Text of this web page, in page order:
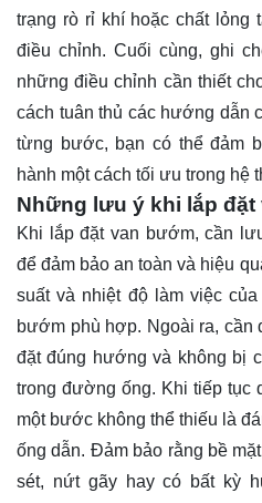
trạng rò rỉ khí hoặc chất lỏng
điều chỉnh. Cuối cùng, ghi
những điều chỉnh cần thiết
cách tuân thủ các hướng dẫn
từng bước, bạn có thể đảm
hành một cách tối ưu trong hệ
Những lưu ý khi lắp
Khi lắp đặt van bướm, cần
để đảm bảo an toàn và hiệu
suất và nhiệt độ làm việc
bướm phù hợp. Ngoài ra, cần
đặt đúng hướng và không bị
trong đường ống. Khi tiếp tục
một bước không thể thiếu là
ống dẫn. Đảm bảo rằng bề
sét, nứt gãy hay có bất kỳ